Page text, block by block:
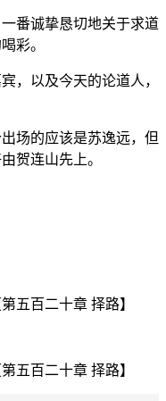
番诚挚恳切地关于求道
彩。
以及今天的论道人，
场的应该是苏逸远，但
贺连山先上。
第五百二十章 择路】
第五百二十章 择路】